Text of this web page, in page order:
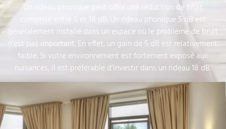
Un rideau phonique peut offrir une réduction de bruit
comprise entre 5 et 18 dB. Un rideau phonique 5 dB est
généralement installé dans un espace où le problème de bruit
n’est pas important. En effet, un gain de 5 dB est relativement
faible. Si votre environnement est fortement exposé aux
nuisances, il est préférable d’investir dans un rideau 18 dB.